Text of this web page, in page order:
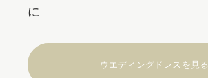
に
ウエディングドレスを見る